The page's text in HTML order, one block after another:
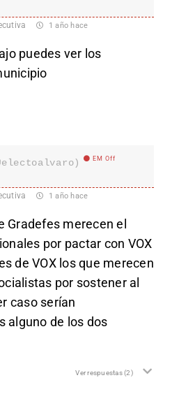
1 año hace
puedes ver los
EM Off
1 año hace
Gradefes merecen el
por pactar con VOX
de VOX los que merecen
por sostener al
caso serían
alguno de los dos
Ver respuestas(2)